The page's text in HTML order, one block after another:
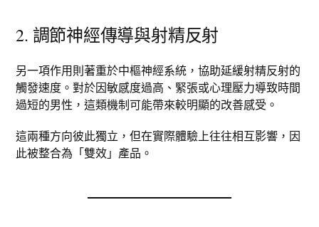
2. 調節神經傳導與射精反射
另一項作用則著重於中樞神經系統，協助延緩射精反射的
觸發速度。對於因敏感度過高、緊張或心理壓力導致時間
過短的男性，這類機制可能帶來較明顯的改善感受。
這兩種方向彼此獨立，但在實際體驗上往往相互影響，因
此被整合為「雙效」產品。